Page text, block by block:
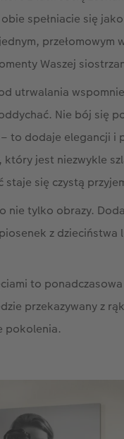
spełniacie się
Waszej
utrwalania
Nie bój się
to dodaje elegancji i
który jest niezwykle
się czystą
nie tylko obrazy.
z dzieciństwa
to
przekazywany z
pokolenia.